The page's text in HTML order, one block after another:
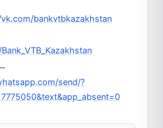
bankvtbkazakhstan
send/?